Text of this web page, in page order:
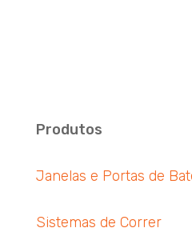
Produtos
Janelas e Portas de
Sistemas de Correr